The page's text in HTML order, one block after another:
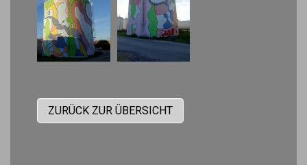
ZURÜCK ZUR ÜBERSICHT